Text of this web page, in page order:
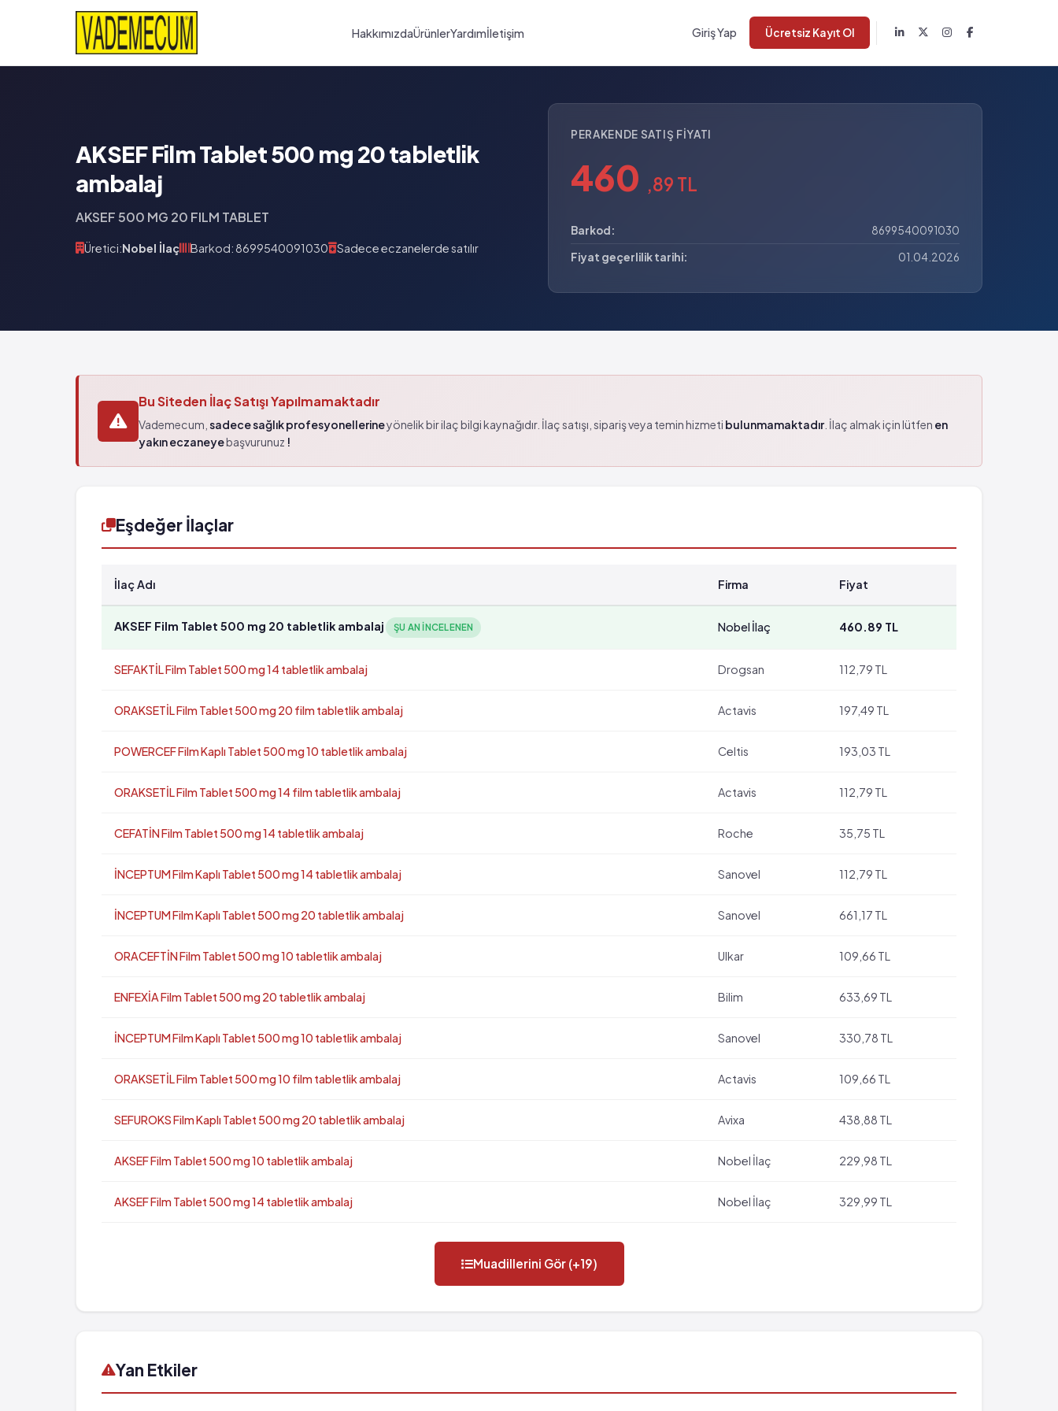
HakkımızdaÜrünlerYardımİletişim Giriş Yap Ücretsiz Kayıt Ol
AKSEF Film Tablet 500 mg 20 tabletlik
ambalaj
AKSEF 500 MG 20 FILM TABLET
Üretici:Nobel İlaç Barkod: 8699540091030 Sadece eczanelerde satılır
PERAKENDE SATIŞ FIYATI
460 ,89 TL
Barkod:
8699540091030
Fiyat geçerlilik tarihi:
01.04.2026
Bu Siteden İlaç Satışı Yapılmamaktadır
Vademecum, sadece sağlık profesyonellerineyönelik bir ilaç bilgi kaynağıdır. İlaç satışı, sipariş veya temin hizmeti bulunmamaktadır. İlaç almak için lütfen en
yakın eczaneyebaşvurunuz !
Eşdeğer İlaçlar
İlaç Adı Firma Fiyat
AKSEF Film Tablet 500 mg 20 tabletlik ambalaj ŞU AN INCELENEN Nobel İlaç 460.89 TL
SEFAKTİL Film Tablet 500 mg 14 tabletlik ambalaj Drogsan 112,79 TL
ORAKSETİL Film Tablet 500 mg 20 film tabletlik ambalaj Actavis 197,49 TL
POWERCEF Film Kaplı Tablet 500 mg 10 tabletlik ambalaj Celtis 193,03 TL
ORAKSETİL Film Tablet 500 mg 14 film tabletlik ambalaj Actavis 112,79 TL
CEFATİN Film Tablet 500 mg 14 tabletlik ambalaj Roche 35,75 TL
İNCEPTUM Film Kaplı Tablet 500 mg 14 tabletlik ambalaj Sanovel 112,79 TL
İNCEPTUM Film Kaplı Tablet 500 mg 20 tabletlik ambalaj Sanovel 661,17 TL
ORACEFTİN Film Tablet 500 mg 10 tabletlik ambalaj Ulkar 109,66 TL
ENFEXİA Film Tablet 500 mg 20 tabletlik ambalaj Bilim 633,69 TL
İNCEPTUM Film Kaplı Tablet 500 mg 10 tabletlik ambalaj Sanovel 330,78 TL
ORAKSETİL Film Tablet 500 mg 10 film tabletlik ambalaj Actavis 109,66 TL
SEFUROKS Film Kaplı Tablet 500 mg 20 tabletlik ambalaj Avixa 438,88 TL
AKSEF Film Tablet 500 mg 10 tabletlik ambalaj Nobel İlaç 229,98 TL
AKSEF Film Tablet 500 mg 14 tabletlik ambalaj Nobel İlaç 329,99 TL
Muadillerini Gör (+19)
Yan Etkiler